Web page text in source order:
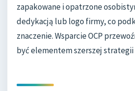
zapakowane i opatrzone
dedykacją lub logo firmy, co
znaczenie. Wsparcie OCP
być elementem szerszej